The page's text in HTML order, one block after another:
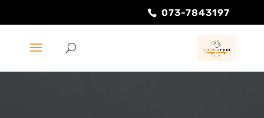
073-7843197